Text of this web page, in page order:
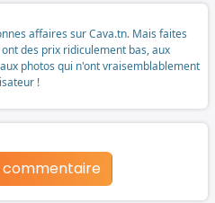
affaires sur Cava.tn. Mais faites
des prix ridiculement bas, aux
photos qui n'ont vraisemblablement
!
commentaire